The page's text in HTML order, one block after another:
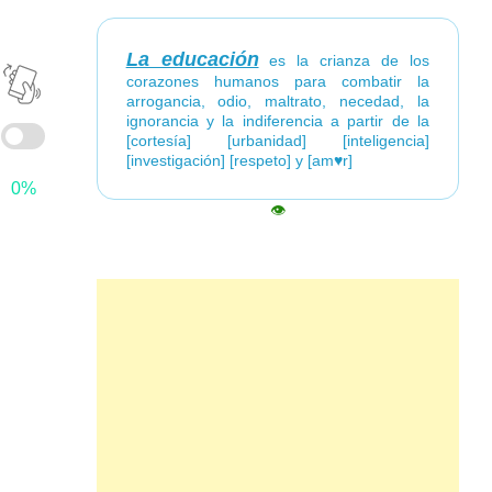
0%
La educaciónes la crianza de los
corazones humanos para combatir la
arrogancia, odio, maltrato, necedad, la
ignorancia y la indiferencia a partir de la
[cortesía] [urbanidad] [inteligencia]
[investigación] [respeto] y [am♥r]
👁